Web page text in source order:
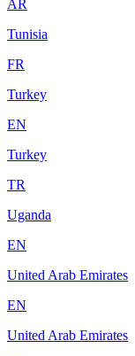
AR
Tunisia
FR
Turkey
EN
Turkey
TR
Uganda
EN
United Arab Emirates
EN
United Arab Emirates